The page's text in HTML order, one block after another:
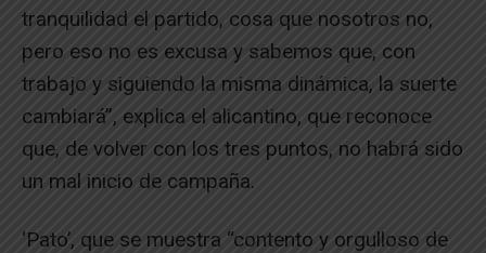
tranquilidad el partido, cosa que nosotros no,
pero eso no es excusa y sabemos que, con
trabajo y siguiendo la misma dinámica, la suerte
cambiará”, explica el alicantino, que reconoce
que, de volver con los tres puntos, no habrá sido
un mal inicio de campaña.
‘Pato’, que se muestra “contento y orgulloso de